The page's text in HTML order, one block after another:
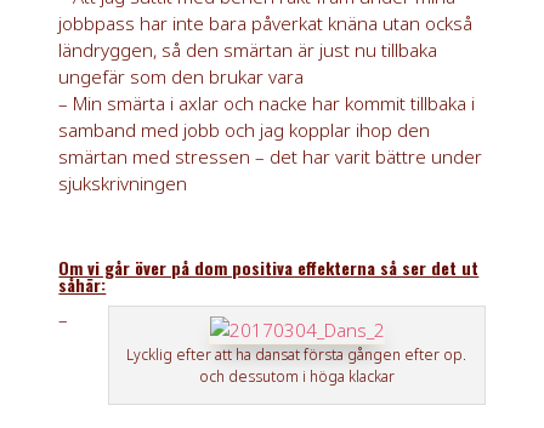
jobbpass har inte bara påverkat knäna utan också
ländryggen, så den smärtan är just nu tillbaka
ungefär som den brukar vara
– Min smärta i axlar och nacke har kommit tillbaka i
samband med jobb och jag kopplar ihop den
smärtan med stressen – det har varit bättre under
sjukskrivningen
Om vi går över på dom positiva effekterna så ser det ut
såhär:
Lycklig efter att ha dansat första gången efter op.
och dessutom i höga klackar
–